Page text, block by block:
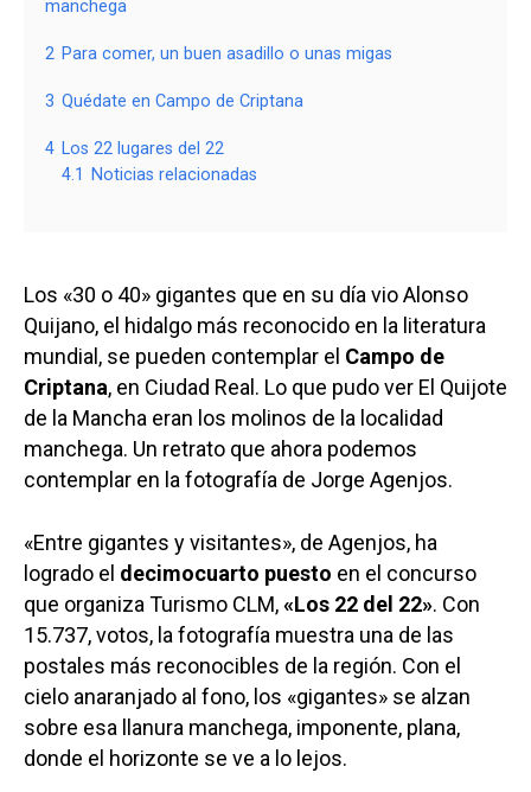
manchega
2 Para comer, un buen asadillo o unas migas
3 Quédate en Campo de Criptana
4 Los 22 lugares del 22
4.1 Noticias relacionadas
Los «30 o 40» gigantes que en su día vio Alonso
Quijano, el hidalgo más reconocido en la literatura
mundial, se pueden contemplar el Campo de
Criptana, en Ciudad Real. Lo que pudo ver El Quijote
de la Mancha eran los molinos de la localidad
manchega. Un retrato que ahora podemos
contemplar en la fotografía de Jorge Agenjos.
«Entre gigantes y visitantes», de Agenjos, ha
logrado el decimocuarto puesto en el concurso
que organiza Turismo CLM,«Los 22 del 22». Con
15.737, votos, la fotografía muestra una de las
postales más reconocibles de la región. Con el
cielo anaranjado al fono, los «gigantes» se alzan
sobre esa llanura manchega, imponente, plana,
donde el horizonte se ve a lo lejos.